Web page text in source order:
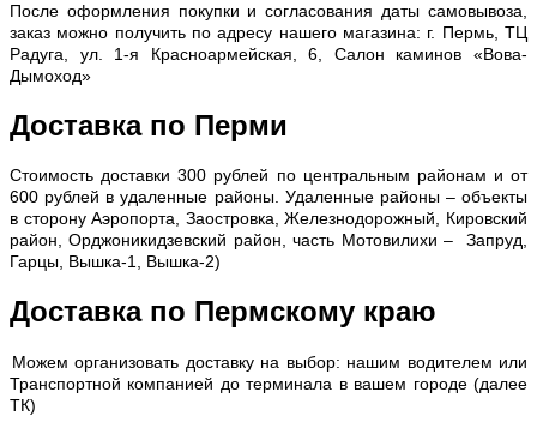
После оформления покупки и согласования даты самовывоза,
заказ можно получить по адресу нашего магазина: г. Пермь, ТЦ
Радуга, ул. 1-я Красноармейская, 6, Салон каминов «Вова-
Дымоход»
Доставка по Перми
Стоимость доставки 300 рублей по центральным районам и от
600 рублей в удаленные районы. Удаленные районы – объекты
в сторону Аэропорта, Заостровка, Железнодорожный, Кировский
район, Орджоникидзевский район, часть Мотовилихи – Запруд,
Гарцы, Вышка-1, Вышка-2)
Доставка по Пермскому краю
Можем организовать доставку на выбор: нашим водителем или
Транспортной компанией до терминала в вашем городе (далее
ТК)